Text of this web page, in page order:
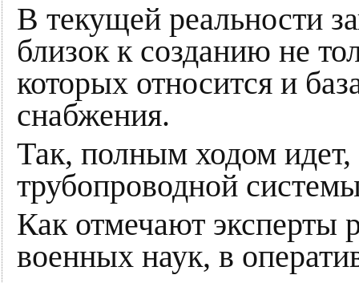
В текущей реальности
близок к созданию не
которых относится и
снабжения.
Так, полным ходом идет,
трубопроводной
Как отмечают эксперты
военных наук, в